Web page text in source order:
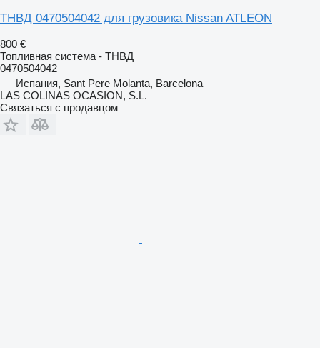
ТНВД 0470504042 для грузовика Nissan ATLEON
800 €
Топливная система - ТНВД
0470504042
Испания, Sant Pere Molanta, Barcelona
LAS COLINAS OCASION, S.L.
Связаться с продавцом